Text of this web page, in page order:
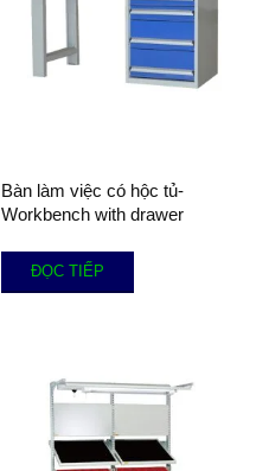
Bàn làm việc có hộc tủ-
Workbench with drawer
ĐỌC TIẾP